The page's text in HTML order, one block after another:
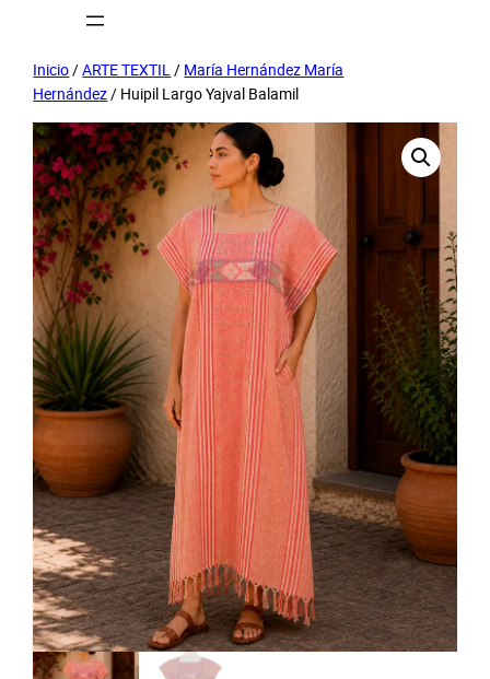
Inicio/ARTE TEXTIL/ María Hernández María
Hernández/ Huipil Largo Yajval Balamil